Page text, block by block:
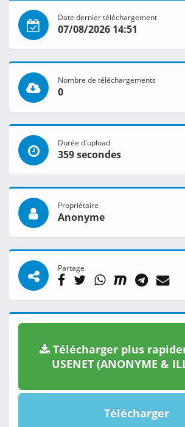
Date dernier téléchargement
07/08/2026 14:51
Nombre de téléchargements
0
Durée d'upload
359 secondes
Propriétaire
Anonyme
Partage
Télécharger plus
USENET (ANONYME &
Télécharger